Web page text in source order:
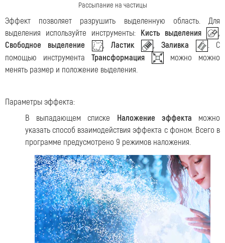
Рассыпание на частицы
Эффект позволяет разрушить выделенную область. Для
выделения используйте инструменты: Кисть выделения
,
Свободное выделение
, Ластик ,Заливка
. С
помощью инструментаТрансформация
можно можно
менять pазмер и положение выделения.
Параметры эффекта:
В выпадающем списке Наложение эффекта можно
указать способ взаимодействия эффекта с фоном. Всего в
программе предусмотрено 9 режимов наложения.